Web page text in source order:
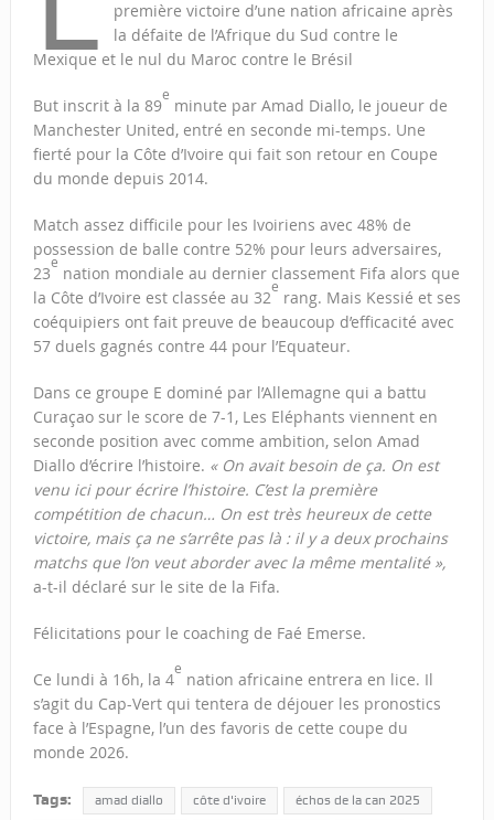
première victoire d’une nation africaine après
la défaite de l’Afrique du Sud contre le
Mexique et le nul du Maroc contre le Brésil
But inscrit à la 89
e
minute par Amad Diallo, le joueur de
Manchester United, entré en seconde mi-temps. Une
fierté pour la Côte d’Ivoire qui fait son retour en Coupe
du monde depuis 2014.
Match assez difficile pour les Ivoiriens avec 48% de
possession de balle contre 52% pour leurs adversaires,
23
e
nation mondiale au dernier classement Fifa alors que
la Côte d’Ivoire est classée au 32
e
rang. Mais Kessié et ses
coéquipiers ont fait preuve de beaucoup d’efficacité avec
57 duels gagnés contre 44 pour l’Equateur.
Dans ce groupe E dominé par l’Allemagne qui a battu
Curaçao sur le score de 7-1, Les Eléphants viennent en
seconde position avec comme ambition, selon Amad
Diallo d’écrire l’histoire. « On avait besoin de ça. On est
venu ici pour écrire l’histoire. C’est la première
compétition de chacun… On est très heureux de cette
victoire, mais ça ne s’arrête pas là : il y a deux prochains
matchs que l’on veut aborder avec la même mentalité »,
a-t-il déclaré sur le site de la Fifa.
Félicitations pour le coaching de Faé Emerse.
Ce lundi à 16h, la 4
e
nation africaine entrera en lice. Il
s’agit du Cap-Vert qui tentera de déjouer les pronostics
face à l’Espagne, l’un des favoris de cette coupe du
monde 2026.
Tags: amad diallo côte d'ivoire échos de la can 2025